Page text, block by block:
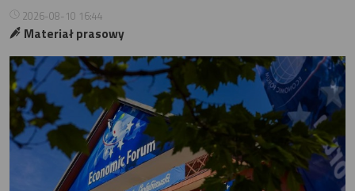
2026-08-10 16:44
Materiał prasowy